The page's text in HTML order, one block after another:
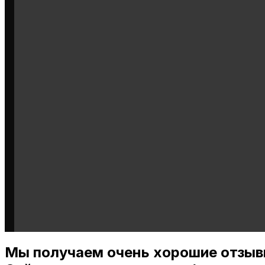
Мы получаем очень хорошие